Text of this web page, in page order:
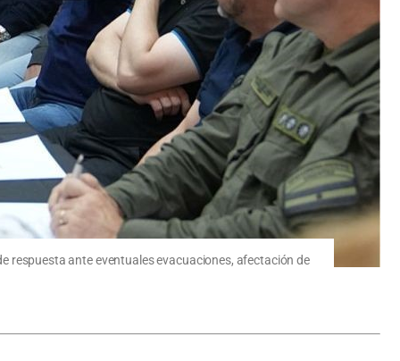
respuesta ante eventuales evacuaciones, afectación de